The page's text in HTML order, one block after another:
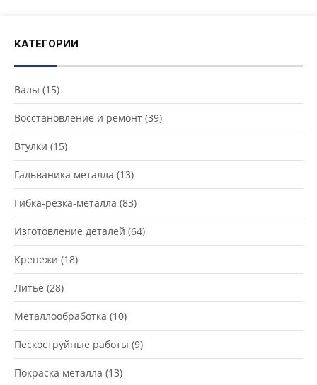
КАТЕГОРИИ
Валы (15)
Восстановление и ремонт (39)
Втулки (15)
Гальваника металла (13)
Гибка-резка-металла (83)
Изготовление деталей (64)
Крепежи (18)
Литье (28)
Металлообработка (10)
Пескоструйные работы (9)
Покраска металла (13)